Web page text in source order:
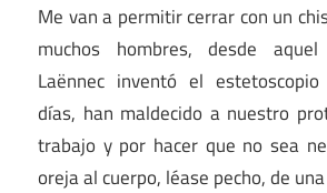
Me van a permitir cerrar con un
muchos hombres, desde
Laënnec inventó el
días, han maldecido a nuestro
trabajo y por hacer que no sea
oreja al cuerpo, léase pecho, de